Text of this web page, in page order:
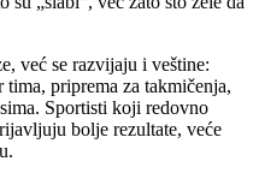
već se razvijaju i veštine:
priprema za takmičenja,
Sportisti koji redovno
bolje rezultate, veće